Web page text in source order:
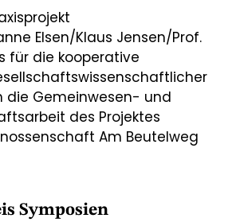
Elsen/Klaus Jensen/Prof.
für die kooperative
die Gemeinwesen- und
des Projektes
Am Beutelweg
Symposien